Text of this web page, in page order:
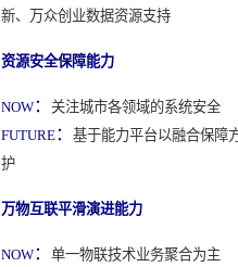
新、万众创业数据资源支持
资源安全保障能力
NOW ： 关注城市各领域的系统安全
FUTURE ：
基于能力平台以融合保障
护
万物互联平滑演进能力
NOW ： 单一物联技术业务聚合为主